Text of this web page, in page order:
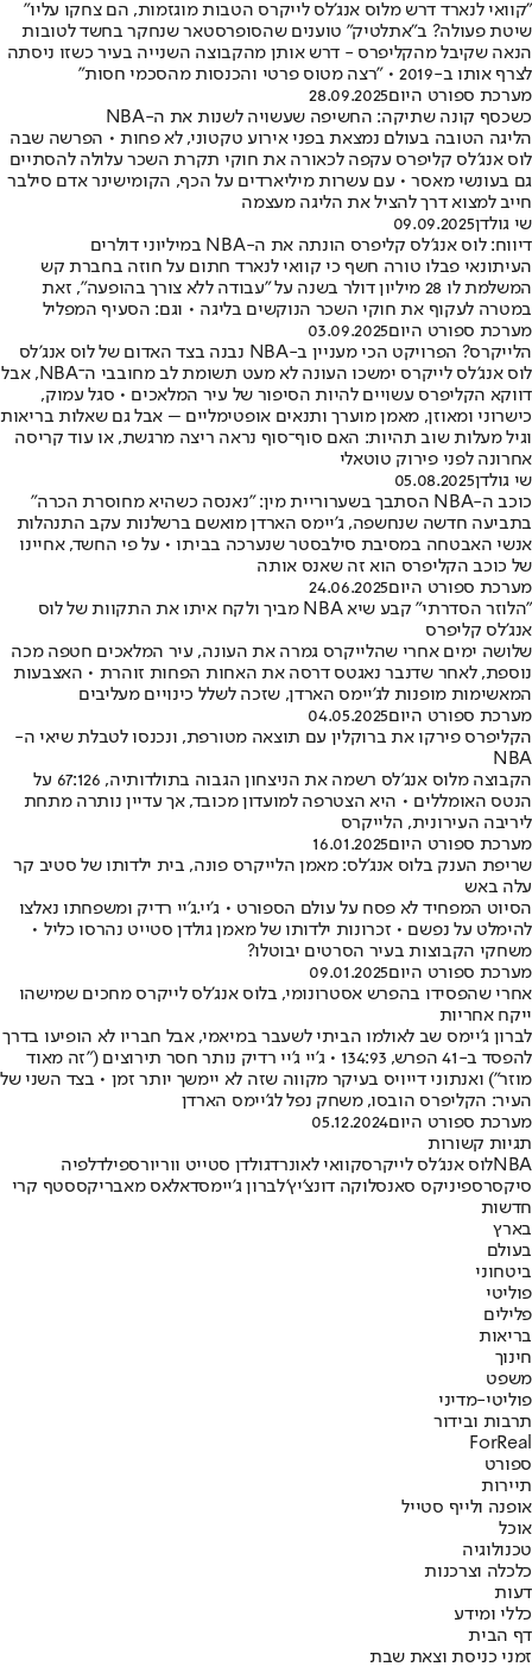
"קוואי לנארד דרש מלוס אנג'לס לייקרס הטבות מוגזמות, הם צחקו עליו"
שיטת פעולה? ב"אתלטיק" טוענים שהסופרסטאר שנחקר בחשד לטובות
הנאה שקיבל מהקליפרס - דרש אותן מהקבוצה השנייה בעיר כשזו ניסתה
לצרף אותו ב-2019 • "רצה מטוס פרטי והכנסות מהסכמי חסות"
מערכת ספורט היום28.09.2025
כשכסף קונה שתיקה: החשיפה שעשויה לשנות את ה-NBA
הליגה הטובה בעולם נמצאת בפני אירוע טקטוני, לא פחות • הפרשה שבה
לוס אנג'לס קליפרס עקפה לכאורה את חוקי תקרת השכר עלולה להסתיים
גם בעונשי מאסר • עם עשרות מיליארדים על הכף, הקומישינר אדם סילבר
חייב למצוא דרך להציל את הליגה מעצמה
שי גולדן09.09.2025
דיווח: לוס אנג'לס קליפרס הונתה את ה-NBA במיליוני דולרים
העיתונאי פבלו טורה חשף כי קוואי לנארד חתום על חוזה בחברת קש
המשלמת לו 28 מיליון דולר בשנה על "עבודה ללא צורך בהופעה", זאת
במטרה לעקוף את חוקי השכר הנוקשים בליגה • וגם: הסעיף המפליל
מערכת ספורט היום03.09.2025
הלייקרס? הפרויקט הכי מעניין ב-NBA נבנה בצד האדום של לוס אנג'לס
לוס אנג'לס לייקרס ימשכו העונה לא מעט תשומת לב מחובבי ה־NBA, אבל
דווקא הקליפרס עשויים להיות הסיפור של עיר המלאכים • סגל עמוק,
כישרוני ומאוזן, מאמן מוערך ותנאים אופטימליים – אבל גם שאלות בריאות
וגיל מעלות שוב תהיות: האם סוף־סוף נראה ריצה מרגשת, או עוד קריסה
אחרונה לפני פירוק טוטאלי
שי גולדן05.08.2025
כוכב ה-NBA הסתבך בשערוריית מין: "נאנסה כשהיא מחוסרת הכרה"
בתביעה חדשה שנחשפה, ג'יימס הארדן מואשם ברשלנות עקב התנהלות
אנשי האבטחה במסיבת סילבסטר שנערכה בביתו • על פי החשד, אחיינו
של כוכב הקליפרס הוא זה שאנס אותה
מערכת ספורט היום24.06.2025
"הלוזר הסדרתי" קבע שיא NBA מביך ולקח איתו את התקוות של לוס
אנג'לס קליפרס
שלושה ימים אחרי שהלייקרס גמרה את העונה, עיר המלאכים חטפה מכה
נוספת, לאחר שדנבר נאגטס דרסה את האחות הפחות זוהרת • האצבעות
המאשימות מופנות לג'יימס הארדן, שזכה לשלל כינויים מעליבים
מערכת ספורט היום04.05.2025
הקליפרס פירקו את ברוקלין עם תוצאה מטורפת, ונכנסו לטבלת שיאי ה-
NBA
הקבוצה מלוס אנג'לס רשמה את הניצחון הגבוה בתולדותיה, 67:126 על
הנטס האומללים • היא הצטרפה למועדון מכובד, אך עדיין נותרה מתחת
ליריבה העירונית, הלייקרס
מערכת ספורט היום16.01.2025
שריפת הענק בלוס אנג'לס: מאמן הלייקרס פונה, בית ילדותו של סטיב קר
עלה באש
הסיוט המפחיד לא פסח על עולם הספורט • ג'יי.ג'יי רדיק ומשפחתו נאלצו
להימלט על נפשם • זכרונות ילדותו של מאמן גולדן סטייט נהרסו כליל •
משחקי הקבוצות בעיר הסרטים יבוטלו?
מערכת ספורט היום09.01.2025
אחרי שהפסידו בהפרש אסטרונומי, בלוס אנג'לס לייקרס מחכים שמישהו
ייקח אחריות
לברון ג'יימס שב לאולמו הביתי לשעבר במיאמי, אבל חבריו לא הופיעו בדרך
להפסד ב-41 הפרש, 134:93 • ג'יי ג'יי רדיק נותר חסר תירוצים ("זה מאוד
מוזר") ואנתוני דייויס בעיקר מקווה שזה לא יימשך יותר זמן • בצד השני של
העיר: הקליפרס הובסו, משחק נפל לג'יימס הארדן
מערכת ספורט היום05.12.2024
תגיות קשורות
NBAלוס אנג'לס לייקרסקוואי לאונרדגולדן סטייט ווריורספילדלפיה
סיקסרספיניקס סאנסלוקה דונצ'יץ'לברון ג'יימסדאלאס מאבריקססטף קרי
חדשות
בארץ
בעולם
ביטחוני
פוליטי
פלילים
בריאות
חינוך
משפט
פוליטי-מדיני
תרבות ובידור
ForReal
ספורט
תיירות
אופנה ולייף סטייל
אוכל
טכנולוגיה
כלכלה וצרכנות
דעות
כללי ומידע
דף הבית
זמני כניסת וצאת שבת